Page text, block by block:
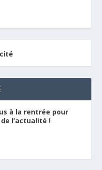
à la rentrée pour
l’actualité !